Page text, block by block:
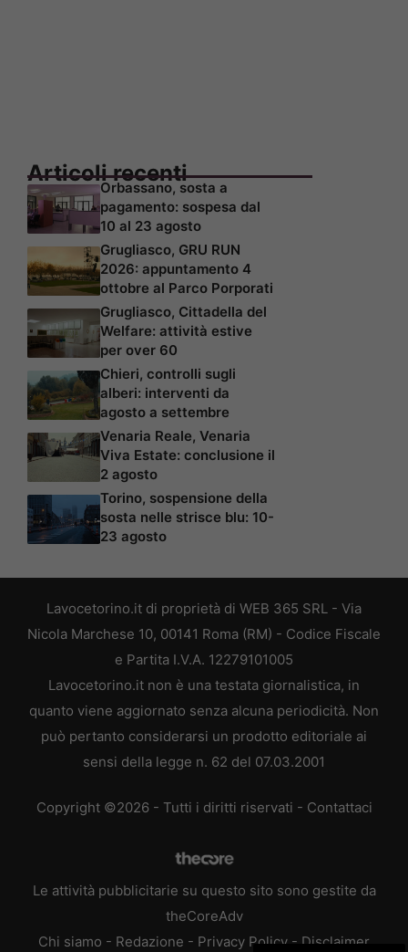
Articoli recenti
Orbassano, sosta a
pagamento: sospesa dal
10 al 23 agosto
Grugliasco, GRU RUN
2026: appuntamento 4
ottobre al Parco Porporati
Grugliasco, Cittadella del
Welfare: attività estive
per over 60
Chieri, controlli sugli
alberi: interventi da
agosto a settembre
Venaria Reale, Venaria
Viva Estate: conclusione il
2 agosto
Torino, sospensione della
sosta nelle strisce blu: 10-
23 agosto
Lavocetorino.it di proprietà di WEB 365 SRL - Via
Nicola Marchese 10, 00141 Roma (RM) - Codice Fiscale
e Partita I.V.A. 12279101005
Lavocetorino.it non è una testata giornalistica, in
quanto viene aggiornato senza alcuna periodicità. Non
può pertanto considerarsi un prodotto editoriale ai
sensi della legge n. 62 del 07.03.2001
Copyright ©2026 - Tutti i diritti riservati - Contattaci
Le attività pubblicitarie su questo sito sono gestite da
theCoreAdv
Chi siamo - Redazione - Privacy Policy - Disclaimer